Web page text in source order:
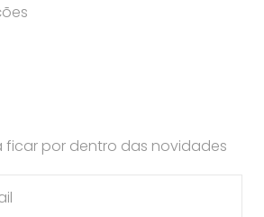
ficar por dentro das novidades